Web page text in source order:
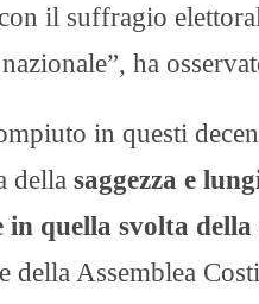
con il suffragio
ha
in questi
della saggezza e
quella svolta della
della Assemblea